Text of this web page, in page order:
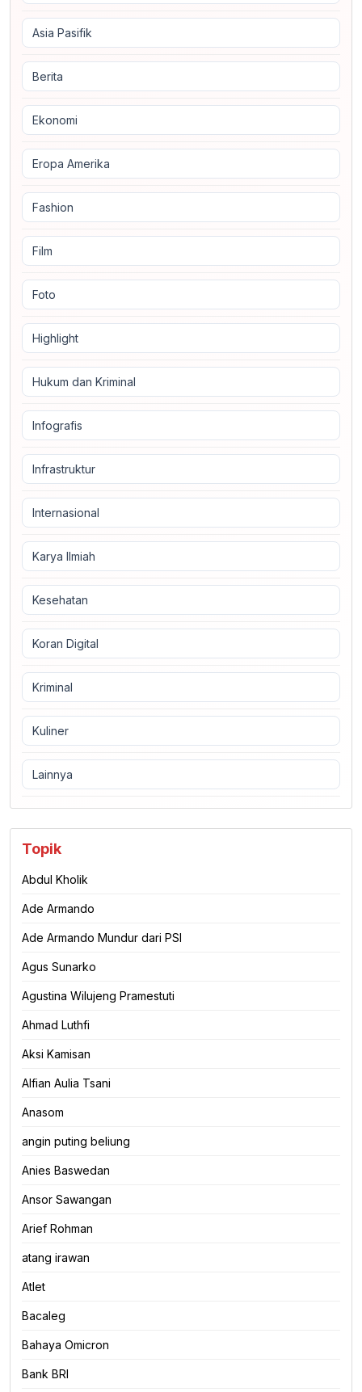
Asia Pasifik
Berita
Ekonomi
Eropa Amerika
Fashion
Film
Foto
Highlight
Hukum dan Kriminal
Infografis
Infrastruktur
Internasional
Karya Ilmiah
Kesehatan
Koran Digital
Kriminal
Kuliner
Lainnya
Topik
Abdul Kholik
Ade Armando
Ade Armando Mundur dari PSI
Agus Sunarko
Agustina Wilujeng Pramestuti
Ahmad Luthfi
Aksi Kamisan
Alfian Aulia Tsani
Anasom
angin puting beliung
Anies Baswedan
Ansor Sawangan
Arief Rohman
atang irawan
Atlet
Bacaleg
Bahaya Omicron
Bank BRI